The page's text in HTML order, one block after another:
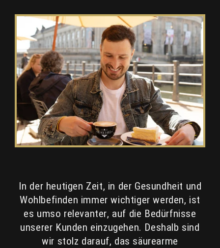
In der heutigen Zeit, in der Gesundheit und
Wohlbefinden immer wichtiger werden, ist
es umso relevanter, auf die Bedürfnisse
unserer Kunden einzugehen. Deshalb sind
wir stolz darauf, das säurearme